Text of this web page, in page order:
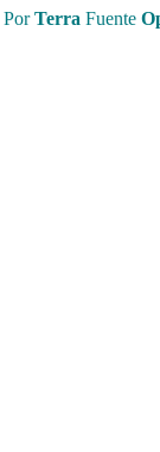
PorTerra Fuente